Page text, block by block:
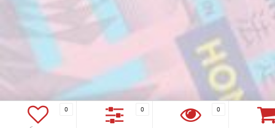
0 0 0